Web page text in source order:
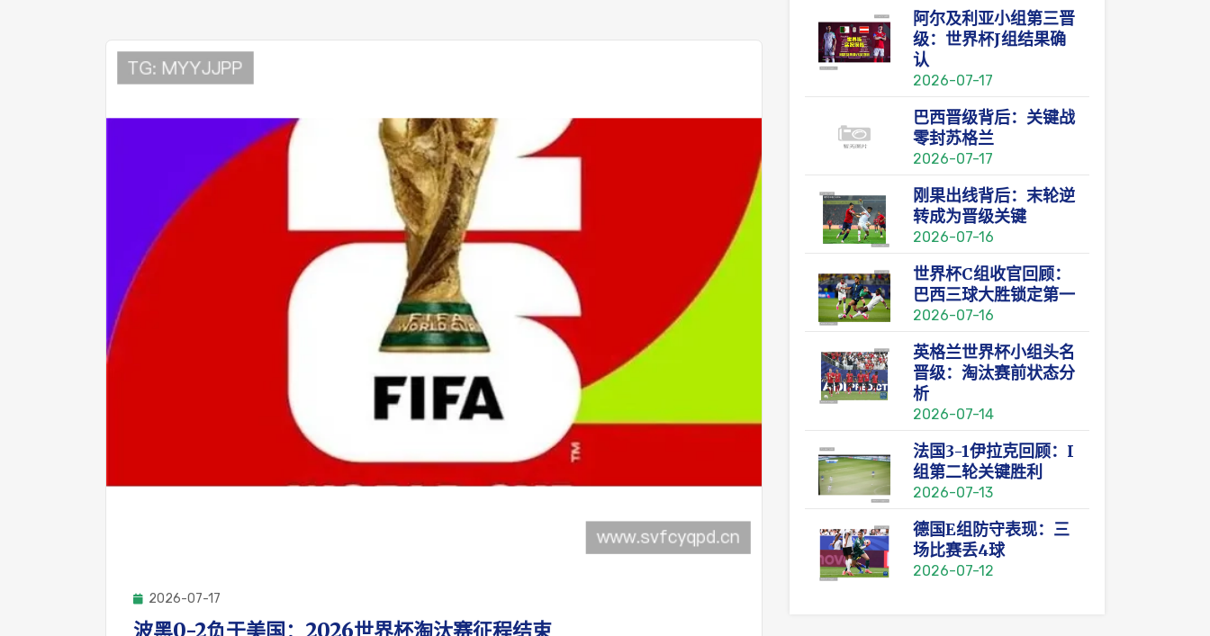
2026-07-17
波黑0-2负于美国：2026世界杯淘汰赛征程结束
阿尔及利亚小组第三晋
级：世界杯J组结果确
认
2026-07-17
巴西晋级背后：关键战
零封苏格兰
2026-07-17
刚果出线背后：末轮逆
转成为晋级关键
2026-07-16
世界杯C组收官回顾：
巴西三球大胜锁定第一
2026-07-16
英格兰世界杯小组头名
晋级：淘汰赛前状态分
析
2026-07-14
法国3-1伊拉克回顾：I
组第二轮关键胜利
2026-07-13
德国E组防守表现：三
场比赛丢4球
2026-07-12